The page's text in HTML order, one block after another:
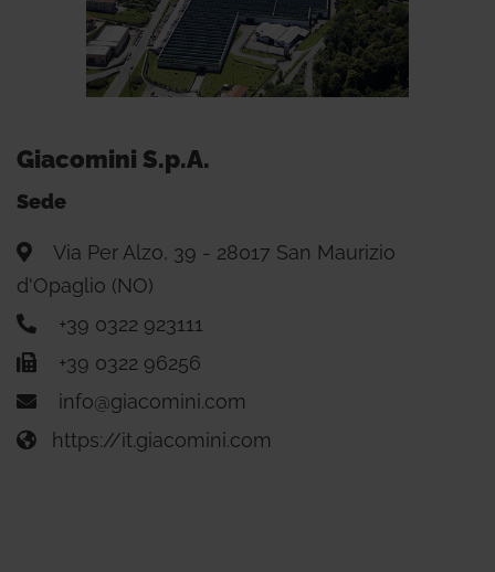
Giacomini S.p.A.
Sede
Via Per Alzo, 39 - 28017 San Maurizio
d'Opaglio (NO)
+39 0322 923111
+39 0322 96256
info@giacomini.com
https://it.giacomini.com